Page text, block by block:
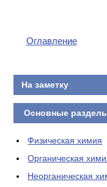
Оглавление
На заметку
Основные
Физическая химия
Органическая
Неорганическая